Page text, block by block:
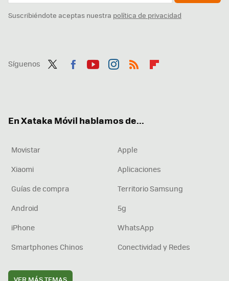
Suscribiéndote aceptas nuestra política de privacidad
Síguenos
En Xataka Móvil hablamos de...
Movistar
Apple
Xiaomi
Aplicaciones
Guías de compra
Territorio Samsung
Android
5g
iPhone
WhatsApp
Smartphones Chinos
Conectividad y Redes